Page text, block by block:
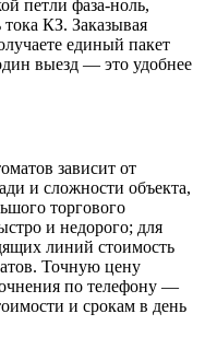
петли фаза-ноль,
тока КЗ. Заказывая
единый пакет
выезд — это удобнее
зависит от
и сложности объекта,
торгового
и недорого; для
линий стоимость
Точную цену
по телефону —
и срокам в день